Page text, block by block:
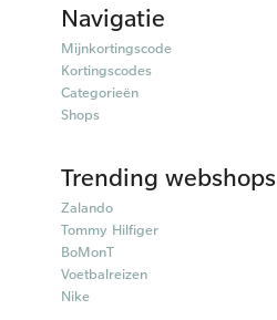
Navigatie
Mijnkortingscode
Kortingscodes
Categorieën
Shops
Trending webshops
Zalando
Tommy Hilfiger
BoMonT
Voetbalreizen
Nike